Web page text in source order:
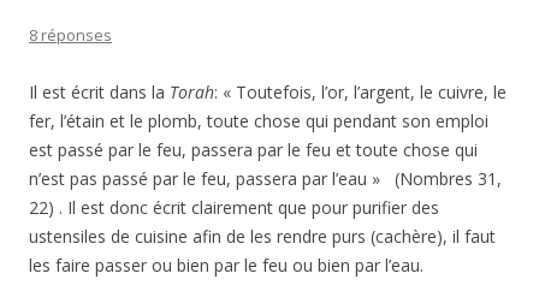
8 réponses
Il est écrit dans la Torah: « Toutefois, l’or, l’argent, le cuivre, le
fer, l’étain et le plomb, toute chose qui pendant son emploi
est passé par le feu, passera par le feu et toute chose qui
n’est pas passé par le feu, passera par l’eau » (Nombres 31,
22) . Il est donc écrit clairement que pour purifier des
ustensiles de cuisine afin de les rendre purs (cachère), il faut
les faire passer ou bien par le feu ou bien par l’eau.